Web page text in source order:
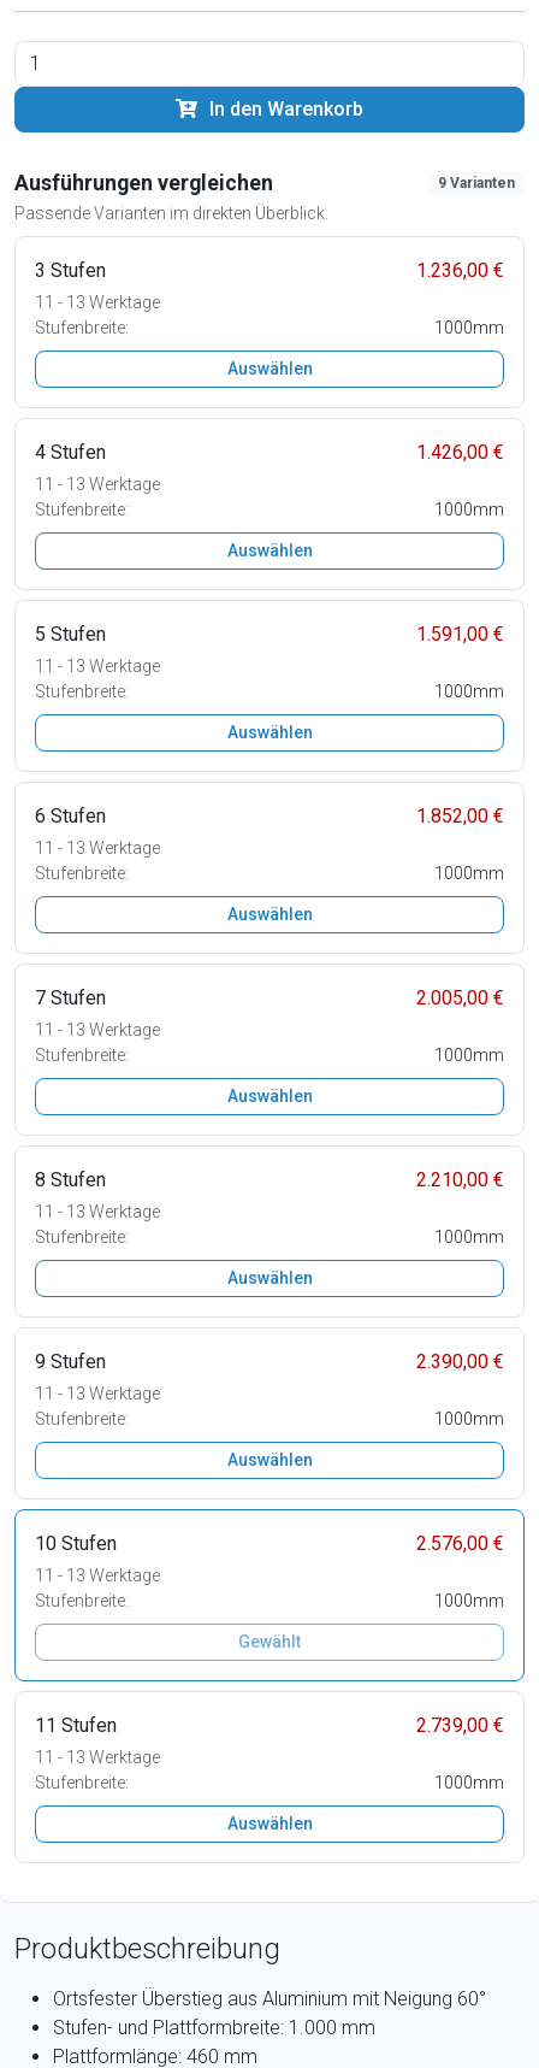
In den Warenkorb
Ausführungen vergleichen
Passende Varianten im direkten Überblick.
9 Varianten
3 Stufen 1.236,00 €
11 - 13 Werktage
Stufenbreite:
1000mm
Auswählen
4 Stufen 1.426,00 €
11 - 13 Werktage
Stufenbreite:
1000mm
Auswählen
5 Stufen 1.591,00 €
11 - 13 Werktage
Stufenbreite:
1000mm
Auswählen
6 Stufen 1.852,00 €
11 - 13 Werktage
Stufenbreite:
1000mm
Auswählen
7 Stufen 2.005,00 €
11 - 13 Werktage
Stufenbreite:
1000mm
Auswählen
8 Stufen 2.210,00 €
11 - 13 Werktage
Stufenbreite:
1000mm
Auswählen
9 Stufen 2.390,00 €
11 - 13 Werktage
Stufenbreite:
1000mm
Auswählen
10 Stufen 2.576,00 €
11 - 13 Werktage
Stufenbreite:
1000mm
Gewählt
11 Stufen 2.739,00 €
11 - 13 Werktage
Stufenbreite:
1000mm
Auswählen
Produktbeschreibung
Ortsfester Überstieg aus Aluminium mit Neigung 60°
Stufen- und Plattformbreite: 1.000 mm
Plattformlänge: 460 mm